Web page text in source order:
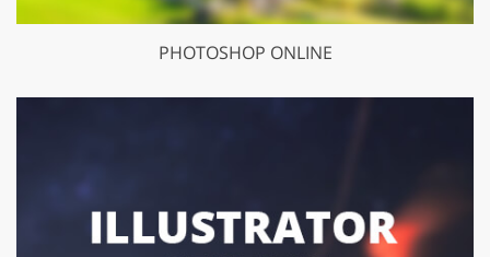
PHOTOSHOP ONLINE